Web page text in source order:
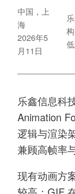
中国，上
海
2026年5
月11日
乐鑫信息科
Animation
逻辑与渲染
兼顾高帧率
现有动画方